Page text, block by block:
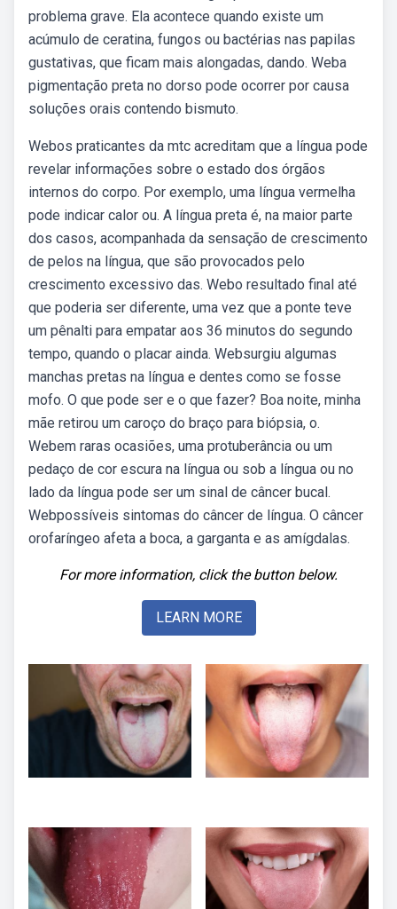
problema grave. Ela acontece quando existe um
acúmulo de ceratina, fungos ou bactérias nas papilas
gustativas, que ficam mais alongadas, dando. Weba
pigmentação preta no dorso pode ocorrer por causa
soluções orais contendo bismuto.
Webos praticantes da mtc acreditam que a língua pode
revelar informações sobre o estado dos órgãos
internos do corpo. Por exemplo, uma língua vermelha
pode indicar calor ou. A língua preta é, na maior parte
dos casos, acompanhada da sensação de crescimento
de pelos na língua, que são provocados pelo
crescimento excessivo das. Webo resultado final até
que poderia ser diferente, uma vez que a ponte teve
um pênalti para empatar aos 36 minutos do segundo
tempo, quando o placar ainda. Websurgiu algumas
manchas pretas na língua e dentes como se fosse
mofo. O que pode ser e o que fazer? Boa noite, minha
mãe retirou um caroço do braço para biópsia, o.
Webem raras ocasiões, uma protuberância ou um
pedaço de cor escura na língua ou sob a língua ou no
lado da língua pode ser um sinal de câncer bucal.
Webpossíveis sintomas do câncer de língua. O câncer
orofaríngeo afeta a boca, a garganta e as amígdalas.
For more information, click the button below.
LEARN MORE